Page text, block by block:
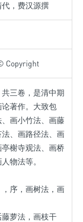
，费汉源撰
Copyright
共三卷，是清中期
著作。大致包
画小竹法、画藤
、画路径法、画
榭寺观法、画桥
物法等。
序，画树法，画
萝法，画枝干